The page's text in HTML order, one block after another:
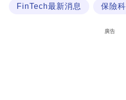
FinTech最新消息 保險
廣告